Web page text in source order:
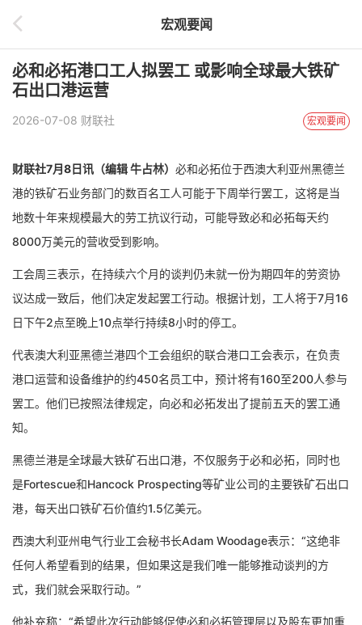
宏观要闻
必和必拓港口工人拟罢工 或影响全球最大铁矿
石出口港运营
2026-07-08 财联社 宏观要闻
财联社7月8日讯（编辑 牛占林） 必和必拓位于西澳大利亚州黑德兰
港的铁矿石业务部门的数百名工人可能于下周举行罢工，这将是当
地数十年来规模最大的劳工抗议行动，可能导致必和必拓每天约
8000万美元的营收受到影响。
工会周三表示，在持续六个月的谈判仍未就一份为期四年的劳资协
议达成一致后，他们决定发起罢工行动。根据计划，工人将于7月16
日下午2点至晚上10点举行持续8小时的停工。
代表澳大利亚黑德兰港四个工会组织的联合港口工会表示，在负责
港口运营和设备维护的约450名员工中，预计将有160至200人参与
罢工。他们已按照法律规定，向必和必拓发出了提前五天的罢工通
知。
黑德兰港是全球最大铁矿石出口港，不仅服务于必和必拓，同时也
是Fortescue和Hancock Prospecting等矿业公司的主要铁矿石出口
港，每天出口铁矿石价值约1.5亿美元。
西澳大利亚州电气行业工会秘书长Adam Woodage表示：“这绝非
任何人希望看到的结果，但如果这是我们唯一能够推动谈判的方
式，我们就会采取行动。”
他补充称：“希望此次行动能够促使必和必拓管理层以及股东更加重